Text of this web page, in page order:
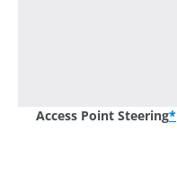
Access Point Steering*